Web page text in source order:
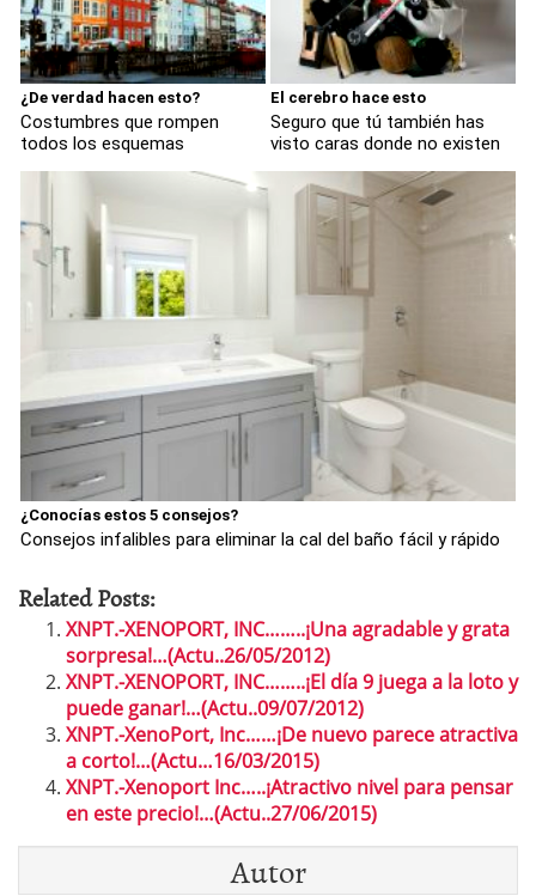
¿De verdad hacen esto?
Costumbres que rompen
todos los esquemas
El cerebro hace esto
Seguro que tú también has
visto caras donde no existen
¿Conocías estos 5 consejos?
Consejos infalibles para eliminar la cal del baño fácil y rápido
Related Posts:
XNPT.-XENOPORT, INC……..¡Una agradable y grata
sorpresa!…(Actu..26/05/2012)
XNPT.-XENOPORT, INC……..¡El día 9 juega a la loto y
puede ganar!…(Actu..09/07/2012)
XNPT.-XenoPort, Inc……¡De nuevo parece atractiva
a corto!…(Actu…16/03/2015)
XNPT.-Xenoport Inc…..¡Atractivo nivel para pensar
en este precio!…(Actu..27/06/2015)
Autor